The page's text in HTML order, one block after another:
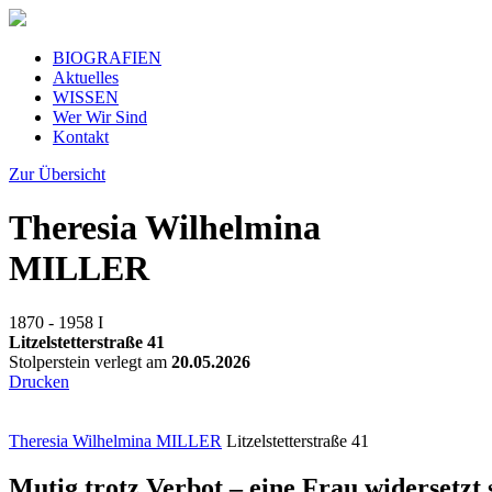
BIOGRAFIEN
Aktuelles
WISSEN
Wer Wir Sind
Kontakt
Zur Übersicht
Theresia Wilhelmina
MILLER
1870 - 1958 I
Litzelstetterstraße 41
Stolperstein verlegt am 20.05.2026
Drucken
Theresia Wilhelmina MILLER Litzelstetterstraße 41